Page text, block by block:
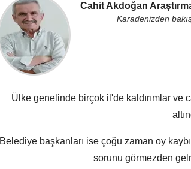
Cahit Akdoğan
Karadenizden
Ülke genelinde birçok il'de kaldırımlar ve
Belediye başkanları ise çoğu zaman oy
sorunu görmezden